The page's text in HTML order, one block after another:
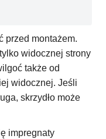
przed montażem.
widocznej strony
także od
widocznej. Jeśli
skrzydło może
impregnaty